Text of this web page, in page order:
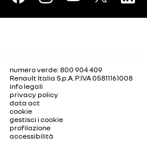
numero verde: 800 904 409
Renault Italia S.p.A. P.IVA 05811161008
info legali
privacy policy
data act
cookie
gestisci i cookie
profilazione
accessibilità